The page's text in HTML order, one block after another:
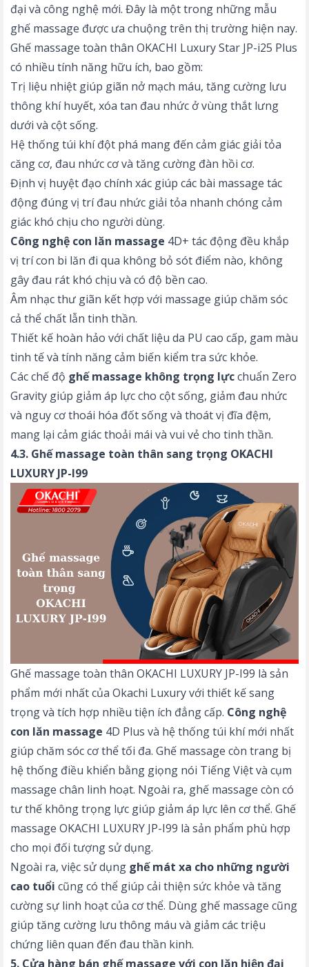
đại và công nghệ mới. Đây là một trong những mẫu
ghế massage được ưa chuộng trên thị trường hiện nay.
Ghế massage toàn thân OKACHI Luxury Star JP-i25 Plus
có nhiều tính năng hữu ích, bao gồm:
Trị liệu nhiệt giúp giãn nở mạch máu, tăng cường lưu
thông khí huyết, xóa tan đau nhức ở vùng thắt lưng
dưới và cột sống.
Hệ thống túi khí đột phá mang đến cảm giác giải tỏa
căng cơ, đau nhức cơ và tăng cường đàn hồi cơ.
Định vị huyệt đạo chính xác giúp các bài massage tác
động đúng vị trí đau nhức giải tỏa nhanh chóng cảm
giác khó chịu cho người dùng.
Công nghệ con lăn massage 4D+ tác động đều khắp
vị trí con bi lăn đi qua không bỏ sót điểm nào, không
gây đau rát khó chịu và có độ bền cao.
Âm nhạc thư giãn kết hợp với massage giúp chăm sóc
cả thể chất lẫn tinh thần.
Thiết kế hoàn hảo với chất liệu da PU cao cấp, gam màu
tinh tế và tính năng cảm biến kiểm tra sức khỏe.
Các chế độ ghế massage không trọng lựcchuẩn Zero
Gravity giúp giảm áp lực cho cột sống, giảm đau nhức
và nguy cơ thoái hóa đốt sống và thoát vị đĩa đệm,
mang lại cảm giác thoải mái và vui vẻ cho tinh thần.
4.3. Ghế massage toàn thân sang trọng OKACHI
LUXURY JP-I99
Ghế massage toàn thân OKACHI LUXURY JP-I99 là sản
phẩm mới nhất của Okachi Luxury với thiết kế sang
trọng và tích hợp nhiều tiện ích đẳng cấp. Công nghệ
con lăn massage 4D Plus và hệ thống túi khí mới nhất
giúp chăm sóc cơ thể tối đa. Ghế massage còn trang bị
hệ thống điều khiển bằng giọng nói Tiếng Việt và cụm
massage chân linh hoạt. Ngoài ra, ghế massage còn có
tư thế không trọng lực giúp giảm áp lực lên cơ thể. Ghế
massage OKACHI LUXURY JP-I99 là sản phẩm phù hợp
cho mọi đối tượng sử dụng.
Ngoài ra, việc sử dụng ghế mát xa cho những người
cao tuổi cũng có thể giúp cải thiện sức khỏe và tăng
cường sự linh hoạt của cơ thể. Dùng ghế massage cũng
giúp tăng cường lưu thông máu và giảm các triệu
chứng liên quan đến đau thần kinh.
5. Cửa hàng bán ghế massage với con lăn hiện đại